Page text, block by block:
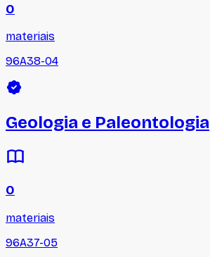
0
materiais
96A38-04
Geologia e Paleontologia
0
materiais
96A37-05